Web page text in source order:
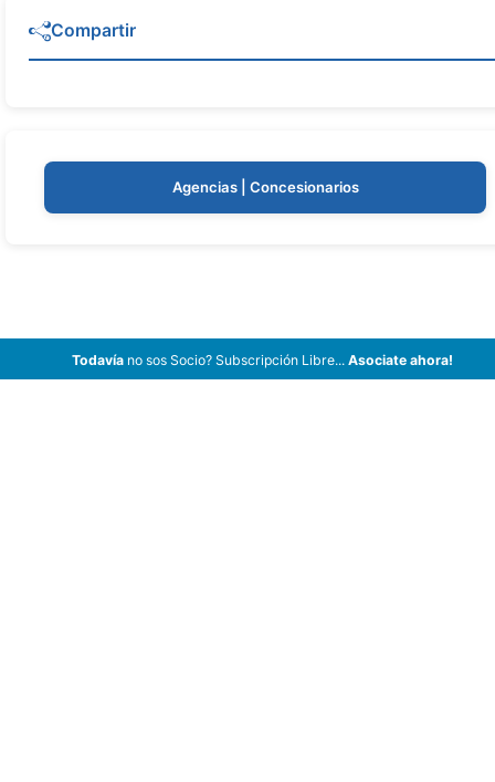
Compartir
Agencias | Concesionarios
Todavía no sos Socio? Subscripción Libre... Asociate ahora!